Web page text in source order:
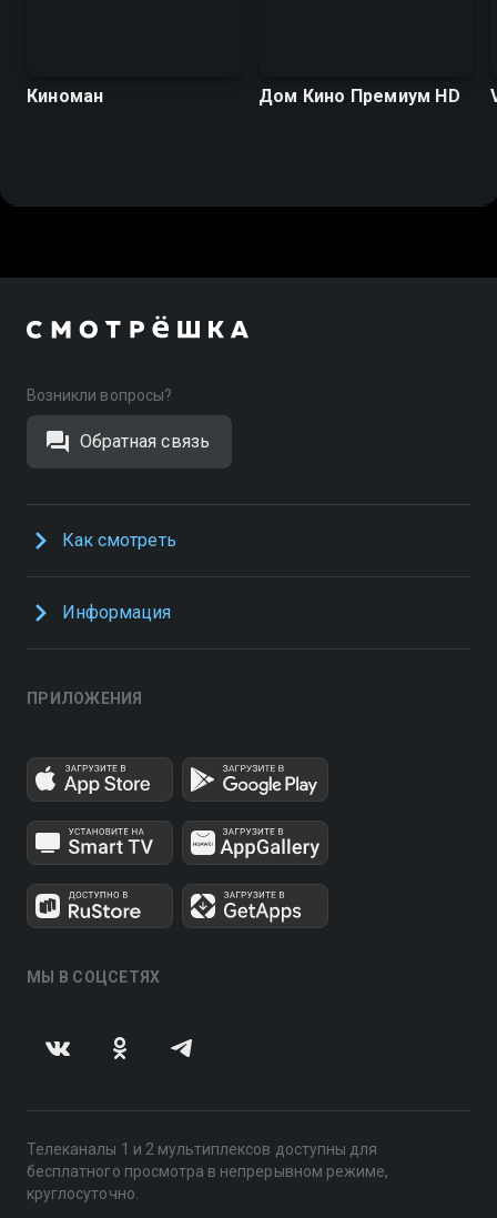
Киноман Дом Кино Премиум HD
Возникли вопросы?
Обратная связь
Как смотреть
Информация
ПРИЛОЖЕНИЯ
МЫ В СОЦСЕТЯХ
Телеканалы 1 и 2 мультиплексов доступны для
бесплатного просмотра в непрерывном режиме,
круглосуточно.